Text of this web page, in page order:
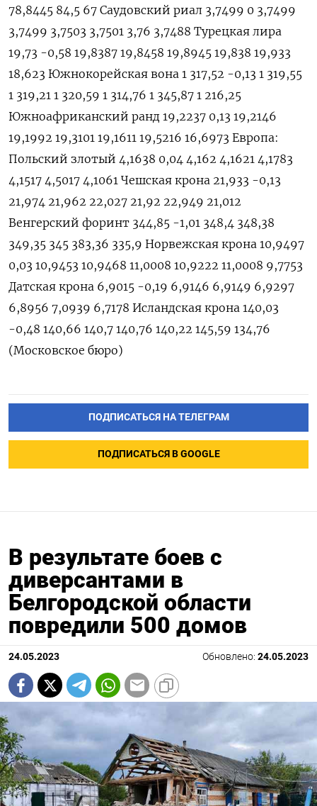
78,8445 84,5 67 Саудовский риал 3,7499 0 3,7499
3,7499 3,7503 3,7501 3,76 3,7488 Турецкая лира
19,73 -0,58 19,8387 19,8458 19,8945 19,838 19,933
18,623 Южнокорейская вона 1 317,52 -0,13 1 319,55
1 319,21 1 320,59 1 314,76 1 345,87 1 216,25
Южноафриканский ранд 19,2237 0,13 19,2146
19,1992 19,3101 19,1611 19,5216 16,6973 Европа:
Польский злотый 4,1638 0,04 4,162 4,1621 4,1783
4,1517 4,5017 4,1061 Чешская крона 21,933 -0,13
21,974 21,962 22,027 21,92 22,949 21,012
Венгерский форинт 344,85 -1,01 348,4 348,38
349,35 345 383,36 335,9 Норвежская крона 10,9497
0,03 10,9453 10,9468 11,0008 10,9222 11,0008 9,7753
Датская крона 6,9015 -0,19 6,9146 6,9149 6,9297
6,8956 7,0939 6,7178 Исландская крона 140,03
-0,48 140,66 140,7 140,76 140,22 145,59 134,76
(Московское бюро)
ПОДПИСАТЬСЯ НА ТЕЛЕГРАМ
ПОДПИСАТЬСЯ В GOOGLE
В результате боев с
диверсантами в
Белгородской области
повредили 500 домов
24.05.2023 Обновлено: 24.05.2023